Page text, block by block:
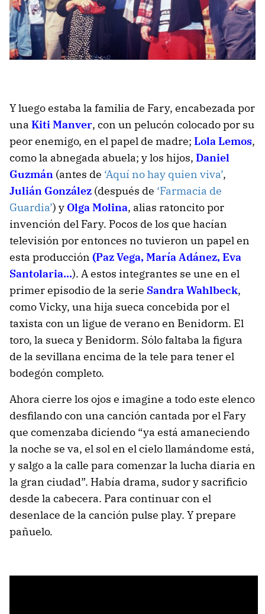
Y luego estaba la familia de Fary, encabezada por
una Kiti Manver, con un pelucón colocado por su
peor enemigo, en el papel de madre; Lola Lemos,
como la abnegada abuela; y los hijos, Daniel
Guzmán (antes de ‘Aquí no hay quien viva’,
Julián González (después de ‘Farmacia de
Guardia’) y Olga Molina, alias ratoncito por
invención del Fary. Pocos de los que hacían
televisión por entonces no tuvieron un papel en
esta producción (Paz Vega, María Adánez, Eva
Santolaria…). A estos integrantes se une en el
primer episodio de la serie Sandra Wahlbeck,
como Vicky, una hija sueca concebida por el
taxista con un ligue de verano en Benidorm. El
toro, la sueca y Benidorm. Sólo faltaba la figura
de la sevillana encima de la tele para tener el
bodegón completo.
Ahora cierre los ojos e imagine a todo este elenco
desfilando con una canción cantada por el Fary
que comenzaba diciendo “ya está amaneciendo
la noche se va, el sol en el cielo llamándome está,
y salgo a la calle para comenzar la lucha diaria en
la gran ciudad”. Había drama, sudor y sacrificio
desde la cabecera. Para continuar con el
desenlace de la canción pulse play. Y prepare
pañuelo.